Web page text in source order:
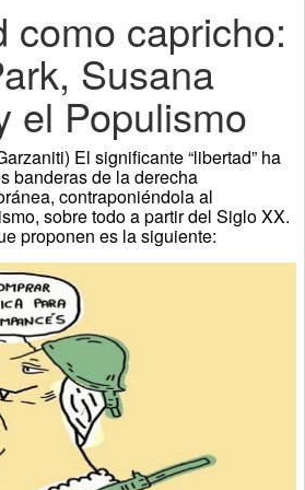
como capricho:
Susana
el Populismo
El significante “libertad” ha
banderas de la derecha
contraponiéndola al
sobre todo a partir del Siglo XX.
proponen es la siguiente: